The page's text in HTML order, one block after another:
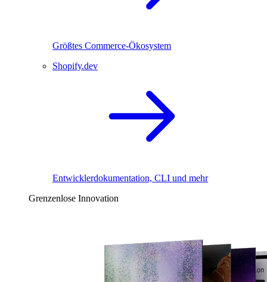
Größtes Commerce-Ökosystem
Shopify.dev
Entwicklerdokumentation, CLI und mehr
Grenzenlose Innovation